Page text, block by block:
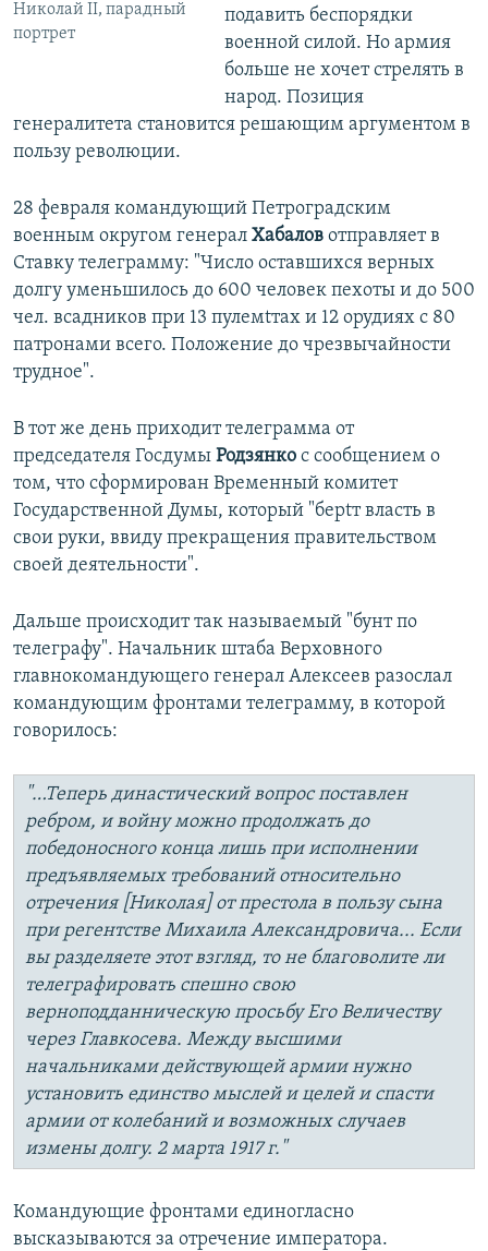
Николай II, парадный
портрет
подавить беспорядки
военной силой. Но армия
больше не хочет стрелять в
народ. Позиция
генералитета становится решающим аргументом в
пользу революции.
28 февраля командующий Петроградским
военным округом генерал Хабалов отправляет в
Ставку телеграмму: "Число оставшихся верных
долгу уменьшилось до 600 человек пехоты и до 500
чел. всадников при 13 пулемtтах и 12 орудиях с 80
патронами всего. Положение до чрезвычайности
трудное".
В тот же день приходит телеграмма от
председателя Госдумы Родзянко с сообщением о
том, что сформирован Временный комитет
Государственной Думы, который "берtт власть в
свои руки, ввиду прекращения правительством
своей деятельности".
Дальше происходит так называемый "бунт по
телеграфу". Начальник штаба Верховного
главнокомандующего генерал Алексеев разослал
командующим фронтами телеграмму, в которой
говорилось:
"…Теперь династический вопрос поставлен
ребром, и войну можно продолжать до
победоносного конца лишь при исполнении
предъявляемых требований относительно
отречения [Николая] от престола в пользу сына
при регентстве Михаила Александровича... Если
вы разделяете этот взгляд, то не благоволите ли
телеграфировать спешно свою
верноподданническую просьбу Его Величеству
через Главкосева. Между высшими
начальниками действующей армии нужно
установить единство мыслей и целей и спасти
армии от колебаний и возможных случаев
измены долгу. 2 марта 1917 г."
Командующие фронтами единогласно
высказываются за отречение императора.